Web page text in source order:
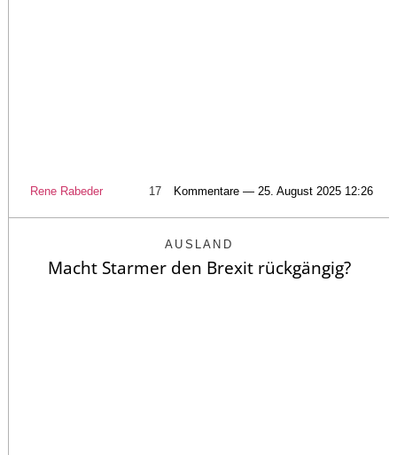
Rene Rabeder 17 Kommentare — 25. August 2025 12:26
AUSLAND
Macht Starmer den Brexit rückgängig?